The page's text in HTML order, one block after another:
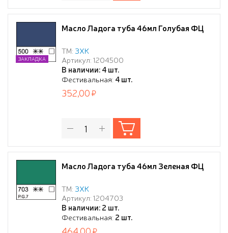
Масло Ладога туба 46мл Голубая ФЦ
ТМ: ЗХК
Артикул: 1204500
В наличии: 4 шт.
Фестивальная: 4 шт.
ЗАКЛАДКА
352,00
Масло Ладога туба 46мл Зеленая ФЦ
ТМ: ЗХК
Артикул: 1204703
В наличии: 2 шт.
Фестивальная: 2 шт.
464,00